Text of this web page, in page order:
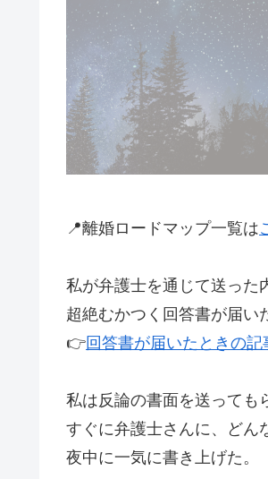
📍離婚ロードマップ一覧は
私が弁護士を通じて送った
超絶むかつく回答書が届い
👉回答書が届いたときの記
私は反論の書面を送っても
すぐに弁護士さんに、どん
夜中に一気に書き上げた。